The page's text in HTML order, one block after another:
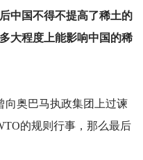
中国不得不提高了稀土的
大程度上能影响中国的稀
向奥巴马执政集团上过谏
的规则行事，那么最后